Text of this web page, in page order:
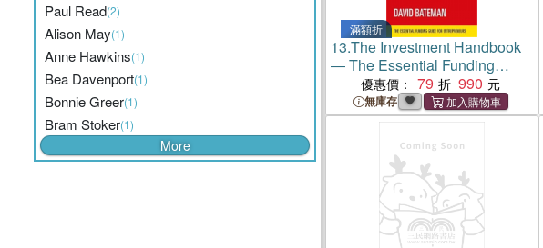
Paul Read(2)
Alison May(1)
Anne Hawkins(1)
Bea Davenport(1)
Bonnie Greer(1)
Bram Stoker(1)
More
滿額折
13.The Investment Handbook
― The Essential Funding
Guide for Entrepreneurs
優惠價： 79 990
無庫存